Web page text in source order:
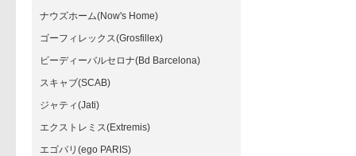
ナウズホーム(Now's Home)
ゴーフィレックス(Grosfillex)
ビーディーバルセロナ(Bd Barcelona)
スキャブ(SCAB)
ジャティ(Jati)
エクストレミス(Extremis)
エゴパリ(ego PARIS)